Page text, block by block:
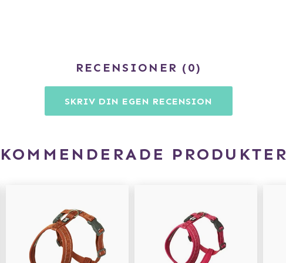
RECENSIONER 0
SKRIV DIN EGEN RECENSION
PRODUKTER